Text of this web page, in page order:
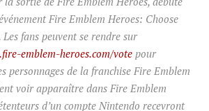
Fire Emblem Heroes: Choose
Les fans peuvent se rendre sur
emblem-heroes.com/vote pour
personnages de la franchise Fire Emblem
voir apparaître dans Fire Emblem
d’un compte Nintendo recevront